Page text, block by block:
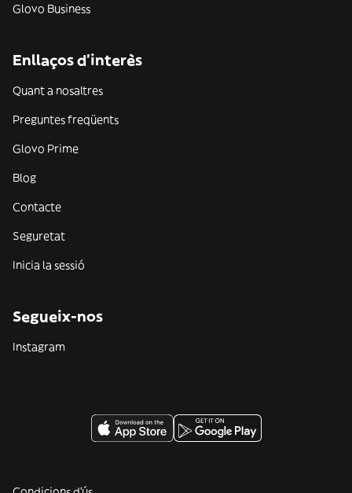
Glovo Business
Enllaços d'interès
Quant a nosaltres
Preguntes freqüents
Glovo Prime
Blog
Contacte
Seguretat
Inicia la sessió
Segueix-nos
Instagram